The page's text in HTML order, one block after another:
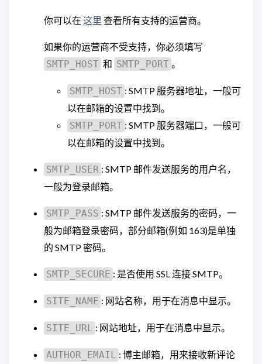
你可以在 这里 查看所有支持的运营商。
如果你的运营商不受支持，你必须填写
SMTP_HOST 和 SMTP_PORT 。
SMTP_HOST : SMTP 服务器地址，一般可
以在邮箱的设置中找到。
SMTP_PORT : SMTP 服务器端口，一般可
以在邮箱的设置中找到。
SMTP_USER : SMTP 邮件发送服务的用户名，
一般为登录邮箱。
SMTP_PASS : SMTP 邮件发送服务的密码，一
般为邮箱登录密码，部分邮箱(例如 163)是单独
的 SMTP 密码。
SMTP_SECURE : 是否使用 SSL 连接 SMTP。
SITE_NAME : 网站名称，用于在消息中显示。
SITE_URL : 网站地址，用于在消息中显示。
AUTHOR_EMAIL : 博主邮箱，用来接收新评论